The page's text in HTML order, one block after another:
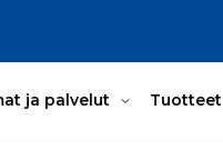
ja palvelut Tuotteet